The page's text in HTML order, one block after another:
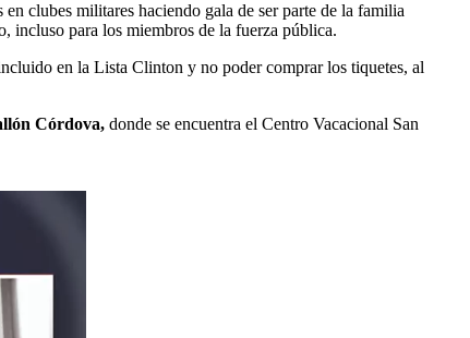
clubes militares haciendo gala de ser parte de la familia
incluso para los miembros de la fuerza pública.
en la Lista Clinton y no poder comprar los tiquetes, al
Córdova, donde se encuentra el Centro Vacacional San